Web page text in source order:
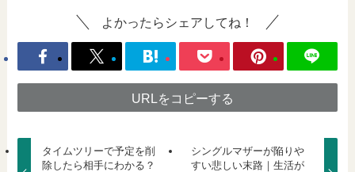
よかったらシェアしてね！
URLをコピーする
タイムツリーで予定を削
除したら相手にわかる？
シングルマザーが陥りや
すい悲しい末路｜生活が